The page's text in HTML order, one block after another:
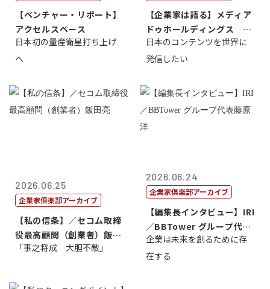
【ベンチャー・リポート】
アクセルスペース
日本初の量産衛星打ち上げ
へ
【企業家は語る】メディア
ドゥホールディングス 代
表取締役社長...
日本のコンテンツを世界に
発信したい
2026.06.25
企業家倶楽部アーカイブ
【私の信条】／セコム取締
役最高顧問（創業者）飯田
亮
「事之将成 大胆不敵」
2026.06.24
企業家倶楽部アーカイブ
【編集長インタビュー】IRI
／BBTower グループ代表
藤...
企業は未来を創るために存
在する